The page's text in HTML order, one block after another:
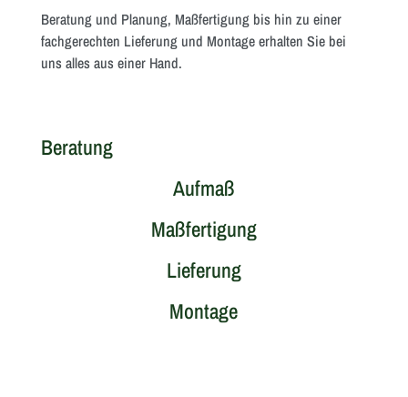
Beratung und Planung, Maßfertigung bis hin zu einer
fachgerechten Lieferung und Montage erhalten Sie bei
uns alles aus einer Hand.
Beratung
Aufmaß
Maßfertigung
Lieferung
Montage